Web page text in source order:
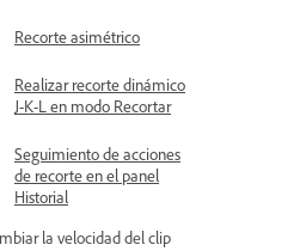
Recorte asimétrico
Realizar recorte dinámico
J-K-L en modo Recortar
Seguimiento de acciones
de recorte en el panel
Historial
la velocidad del clip